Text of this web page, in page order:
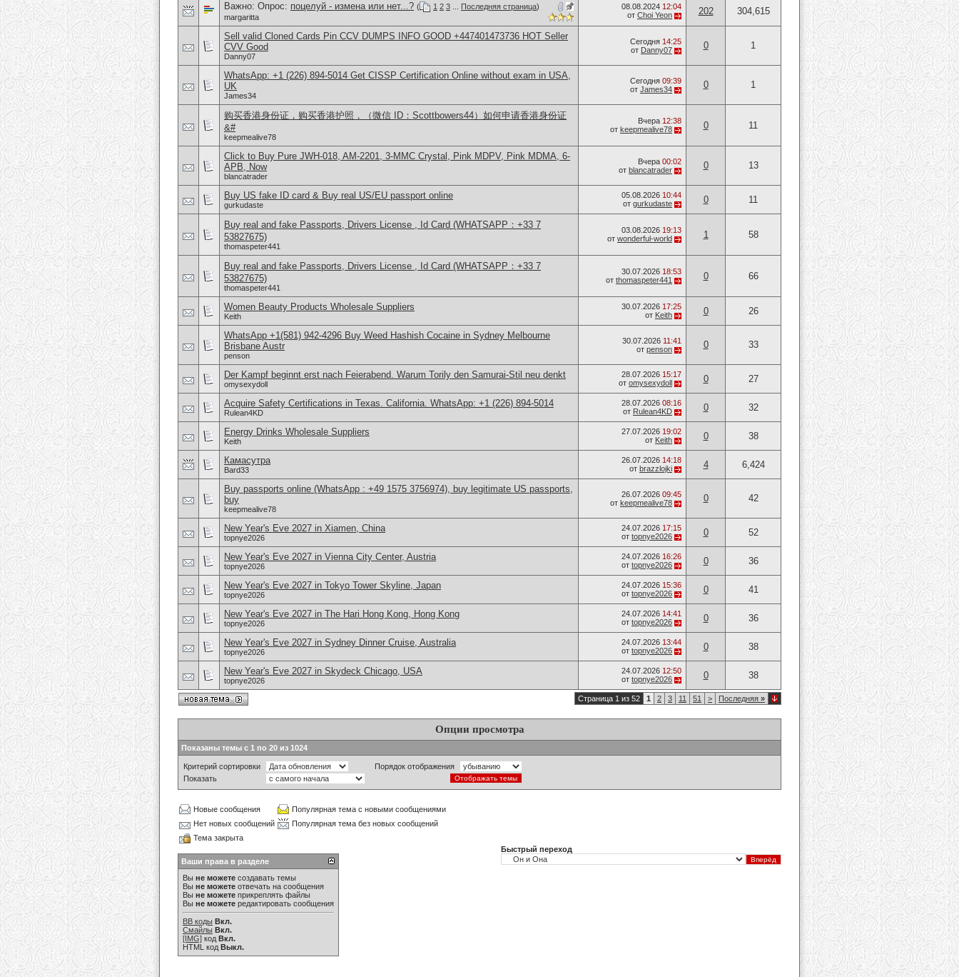
Важно: Опрос: поцелуй - измена или нет...? ( 1 2 3 Последняя страница)
margaritta
08.08.2024 12:04
от Choi Yeon 202 304,615
Sell valid Cloned Cards Pin CCV DUMPS INFO GOOD +447401473736 HOT Seller
CVV Good
Danny07
Сегодня 14:25
от Danny07 0 1
WhatsApp: +1 (226) 894-5014​ Get CISSP Certification Online without exam in USA,
UK
James34
Сегодня 09:39
от James34 0 1
购买香港身份证，购买香港护照，（微信 ID：Scottbowers44）如何申请香港身份证
&#
keepmealive78
Вчера 12:38
от keepmealive78 0 11
Click to Buy Pure JWH-018, AM-2201, 3-MMC Crystal, Pink MDPV, Pink MDMA, 6-
APB, Now
blancatrader
Вчера 00:02
от blancatrader 0 13
Buy US fake ID card & Buy real US/EU passport online
gurkudaste
05.08.2026 10:44
от gurkudaste 0 11
Buy real and fake Passports, Drivers License , Id Card (WHATSAPP：+33 7
53827675)
thomaspeter441
03.08.2026 19:13
от wonderful-world 1 58
Buy real and fake Passports, Drivers License , Id Card (WHATSAPP：+33 7
53827675)
thomaspeter441
30.07.2026 18:53
от thomaspeter441 0 66
Women Beauty Products Wholesale Suppliers
Keith
30.07.2026 17:25
от Keith 0 26
WhatsApp +1(581) 942-4296 Buy Weed Hashish Cocaine in Sydney Melbourne
Brisbane Austr
penson
30.07.2026 11:41
от penson 0 33
Der Kampf beginnt erst nach Feierabend. Warum Torily den Samurai-Stil neu denkt
omysexydoll
28.07.2026 15:17
от omysexydoll 0 27
Acquire Safety Certifications in Texas. California. WhatsApp: +1 (226) 894-5014
Rulean4KD
28.07.2026 08:16
от Rulean4KD 0 32
Energy Drinks Wholesale Suppliers
Keith
27.07.2026 19:02
от Keith 0 38
Камасутра
Bard33
26.07.2026 14:18
от brazzlojki 4 6,424
Buy passports online (WhatsApp : +49 1575 3756974), buy legitimate US passports,
buy
keepmealive78
26.07.2026 09:45
от keepmealive78 0 42
New Year's Eve 2027 in Xiamen, China
topnye2026
24.07.2026 17:15
от topnye2026 0 52
New Year's Eve 2027 in Vienna City Center, Austria
topnye2026
24.07.2026 16:26
от topnye2026 0 36
New Year's Eve 2027 in Tokyo Tower Skyline, Japan
topnye2026
24.07.2026 15:36
от topnye2026 0 41
New Year's Eve 2027 in The Hari Hong Kong, Hong Kong
topnye2026
24.07.2026 14:41
от topnye2026 0 36
New Year's Eve 2027 in Sydney Dinner Cruise, Australia
topnye2026
24.07.2026 13:44
от topnye2026 0 38
New Year's Eve 2027 in Skydeck Chicago, USA
topnye2026
24.07.2026 12:50
от topnye2026 0 38
Страница 1 из 52 1 2 3 11 51 > Последняя »
Опции просмотра
Показаны темы с 1 по 20 из 1024
Критерий сортировки
Порядок отображения
Показать
Новые сообщения
Популярная тема с новыми сообщениями
Нет новых сообщений
Популярная тема без новых сообщений
Тема закрыта
Ваши права в разделе
Вы не можете создавать темы
Вы не можете отвечать на сообщения
Вы не можете прикреплять файлы
Вы не можете редактировать сообщения
BB коды Вкл.
Смайлы Вкл.
[IMG] код Вкл.
HTML код Выкл.
Быстрый переход